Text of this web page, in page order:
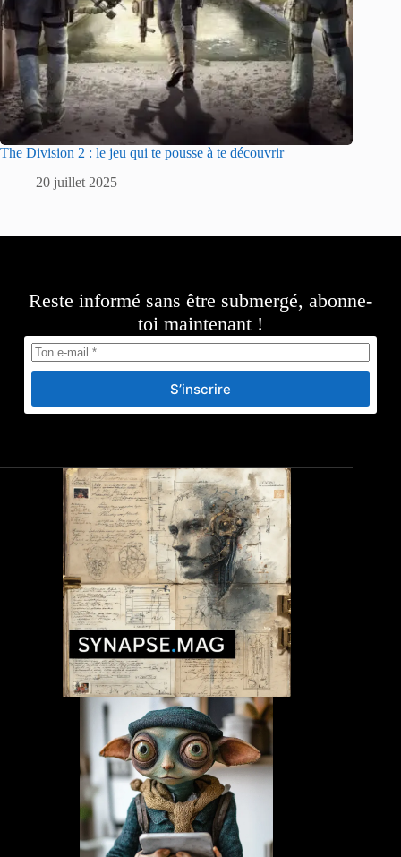
The Division 2 : le jeu qui te pousse à te découvrir
20 juillet 2025
Reste informé sans être submergé, abonne-
toi maintenant !
S’inscrire